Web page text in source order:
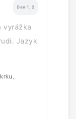
Den 1, 2
vyrážka
Jazyk